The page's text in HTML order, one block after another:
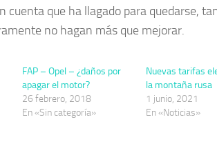
cuenta que ha llagado para quedarse,
no hagan más que mejorar.
FAP – Opel – ¿daños por
apagar el motor?
26 febrero, 2018
En «Sin categoría»
Nuevas tarifas
la montaña rusa
1 junio, 2021
En «Noticias»